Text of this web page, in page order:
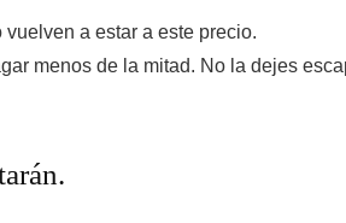
vuelven a estar a este precio.
menos de la mitad. No la dejes